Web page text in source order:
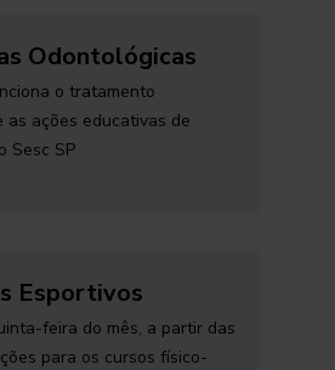
Odontológicas
o tratamento
as ações educativas de
Sesc SP
Esportivos
feira do mês, a partir das
para os cursos físico-